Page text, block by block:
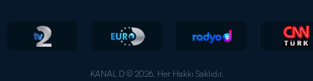
KANAL D © 2026. Her Hakkı Saklıdır.